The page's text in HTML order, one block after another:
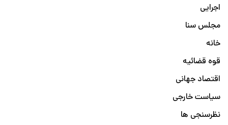
اجرایی
مجلس سنا
خانه
قوه قضائیه
اقتصاد جهانی
سیاست خارجی
نظرسنجی ها